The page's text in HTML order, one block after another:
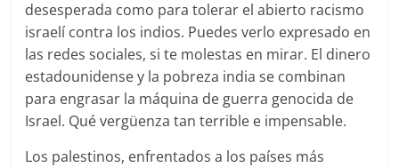
desesperada como para tolerar el abierto racismo
israelí contra los indios. Puedes verlo expresado en
las redes sociales, si te molestas en mirar. El dinero
estadounidense y la pobreza india se combinan
para engrasar la máquina de guerra genocida de
Israel. Qué vergüenza tan terrible e impensable.
Los palestinos, enfrentados a los países más